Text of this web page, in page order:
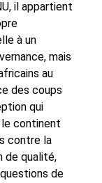
il appartient
à un
mais
au
des coups
qui
continent
contre la
de qualité,
de